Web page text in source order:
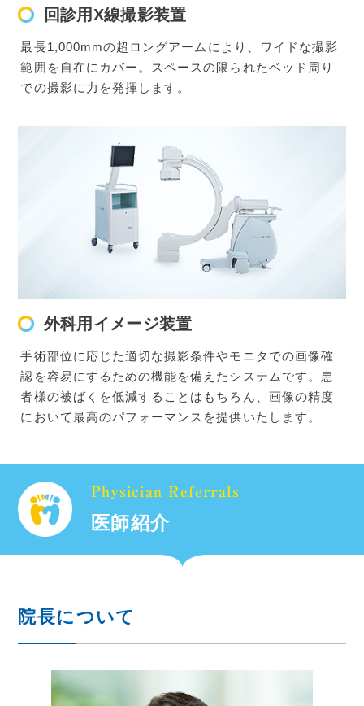
回診用X線撮影装置
最長1,000mmの超ロングアームにより、ワイドな撮影
範囲を自在にカバー。スペースの限られたベッド周り
での撮影に力を発揮します。
外科用イメージ装置
手術部位に応じた適切な撮影条件やモニタでの画像確
認を容易にするための機能を備えたシステムです。患
者様の被ばくを低減することはもちろん、画像の精度
において最高のパフォーマンスを提供いたします。
Physician Referrals
医師紹介
院長について